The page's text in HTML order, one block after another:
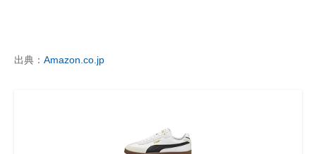
出典： Amazon.co.jp